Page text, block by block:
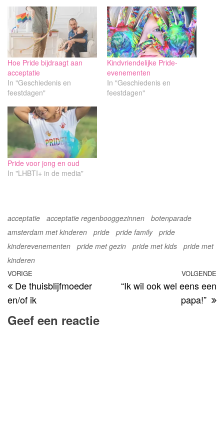
Hoe Pride bijdraagt aan
acceptatie
In "Geschiedenis en
feestdagen"
Kindvriendelijke Pride-
evenementen
In "Geschiedenis en
feestdagen"
Pride voor jong en oud
In "LHBTI+ in de media"
acceptatie acceptatie regenbooggezinnen
botenparade
amsterdam met kinderen
pride pride family
pride
kinderevenementen
pride met gezin pride met kids
pride met
kinderen
Bericht
navigatie
Vorig
bericht
VORIGE
De thuisblijfmoeder
en/of ik
VOLGENDE
“Ik wil ook wel eens een
papa!”
Geef een reactie